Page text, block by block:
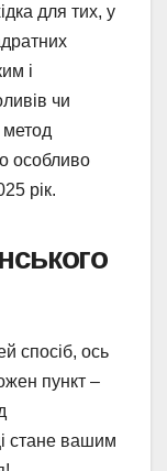
для тих, у
і
чи
метод
особливо
рік.
спосіб, ось
пункт –
стане вашим